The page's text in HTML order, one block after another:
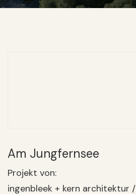
Am Jungfernsee
Projekt von:
ingenbleek + kern architektur /